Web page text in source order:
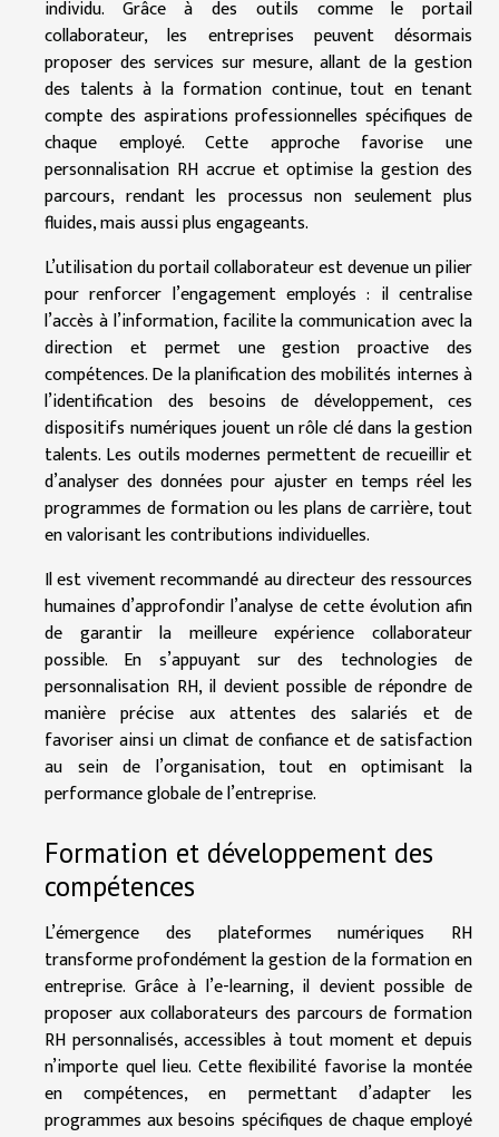
individu. Grâce à des outils comme le portail
collaborateur, les entreprises peuvent désormais
proposer des services sur mesure, allant de la gestion
des talents à la formation continue, tout en tenant
compte des aspirations professionnelles spécifiques de
chaque employé. Cette approche favorise une
personnalisation RH accrue et optimise la gestion des
parcours, rendant les processus non seulement plus
fluides, mais aussi plus engageants.
L’utilisation du portail collaborateur est devenue un pilier
pour renforcer l’engagement employés : il centralise
l’accès à l’information, facilite la communication avec la
direction et permet une gestion proactive des
compétences. De la planification des mobilités internes à
l’identification des besoins de développement, ces
dispositifs numériques jouent un rôle clé dans la gestion
talents. Les outils modernes permettent de recueillir et
d’analyser des données pour ajuster en temps réel les
programmes de formation ou les plans de carrière, tout
en valorisant les contributions individuelles.
Il est vivement recommandé au directeur des ressources
humaines d’approfondir l’analyse de cette évolution afin
de garantir la meilleure expérience collaborateur
possible. En s’appuyant sur des technologies de
personnalisation RH, il devient possible de répondre de
manière précise aux attentes des salariés et de
favoriser ainsi un climat de confiance et de satisfaction
au sein de l’organisation, tout en optimisant la
performance globale de l’entreprise.
Formation et développement des
compétences
L’émergence des plateformes numériques RH
transforme profondément la gestion de la formation en
entreprise. Grâce à l’e-learning, il devient possible de
proposer aux collaborateurs des parcours de formation
RH personnalisés, accessibles à tout moment et depuis
n’importe quel lieu. Cette flexibilité favorise la montée
en compétences, en permettant d’adapter les
programmes aux besoins spécifiques de chaque employé